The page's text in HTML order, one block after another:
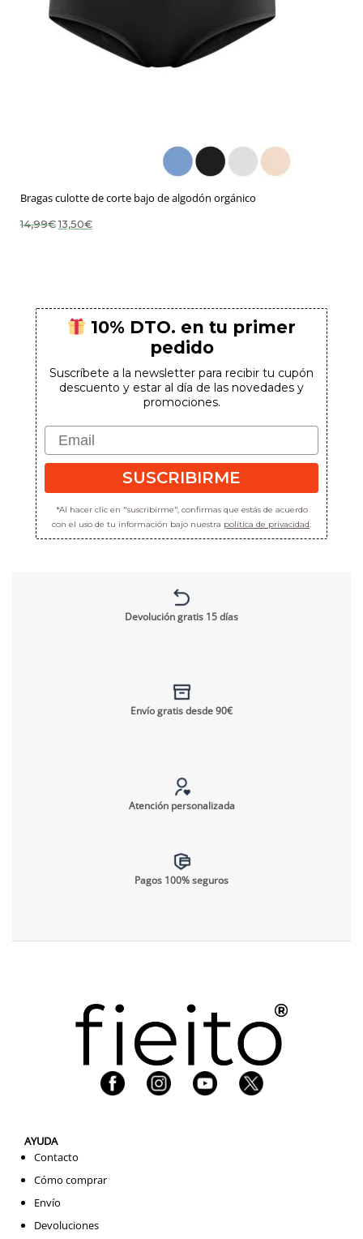
Bragas culotte de corte bajo de algodón orgánico
14,99€El
precio
13,50€El
precio
10% DTO. en tu primer
pedido
Suscríbete a la newsletter para recibir tu cupón
descuento y estar al día de las novedades y
promociones.
Email
SUSCRIBIRME
*Al hacer clic en "suscribirme", confirmas que estás de acuerdo
con el uso de tu información bajo nuestra política de privacidad.
Devolución gratis 15 días
Envío gratis desde 90€
Atención personalizada
Pagos 100% seguros
AYUDA
Contacto
Cómo comprar
Envío
Devoluciones